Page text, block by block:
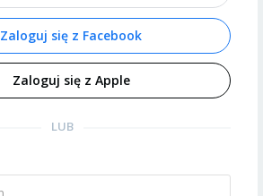
Zaloguj się z Facebook
Zaloguj się z Apple
LUB